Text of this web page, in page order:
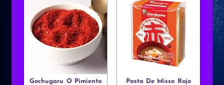
Gochugaru O Pimiento
Pasta De Misso Rojo